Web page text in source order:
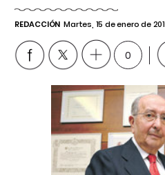
REDACCIÓN Martes, 15 de enero de
0